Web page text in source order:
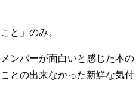
と」のみ。
ンバーが面白いと感じた本の
との出来なかった新鮮な気付